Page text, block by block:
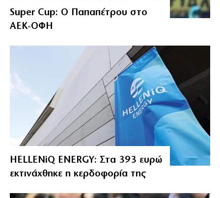
Super Cup: Ο Παπαπέτρου στο
ΑΕΚ-ΟΦΗ
HELLENiQ ENERGY: Στα 393 ευρώ
εκτινάχθηκε η κερδοφορία της